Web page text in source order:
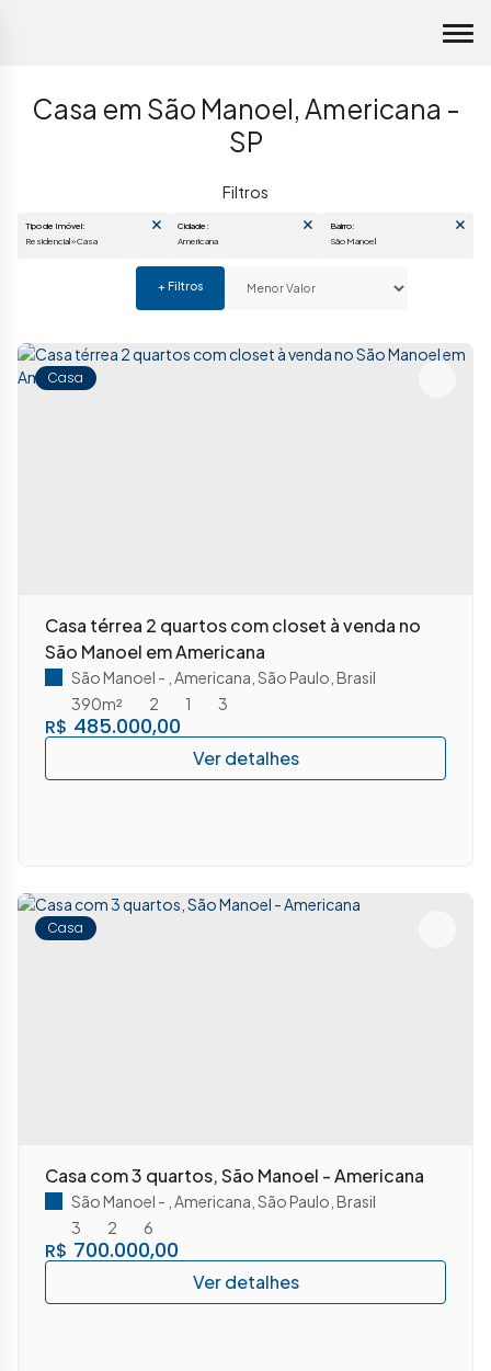
Casa em São Manoel, Americana -
SP
Americana
Casa
Casa térrea 2 quartos com closet à venda no
São Manoel em Americana
R$ 485.000,00
São Manoel Americana São Paulo Brasil
2
1
390m² 3
Casa
Casa com 3 quartos, São Manoel - Americana
R$ 700.000,00
São Manoel Americana São Paulo Brasil
3
2 6